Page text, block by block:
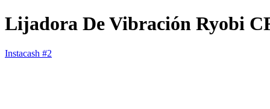
Lijadora De Vibración Ryobi
Instacash #2